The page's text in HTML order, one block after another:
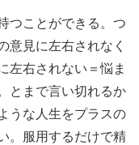
つことができる。つ
意見に左右されなく
左右されない＝悩ま
とまで言い切れるか
うな人生をプラスの
。服用するだけで精